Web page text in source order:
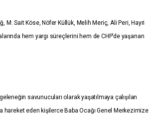
M. Sait Köse, Nöfer Küllük, Melih Meriç, Ali Peri, Hayri
hem yargı süreçlerini hem de CHP’de yaşanan
savunucuları olarak yaşatılmaya çalışılan
hareket eden kişilerce Baba Ocağı Genel Merkezimize